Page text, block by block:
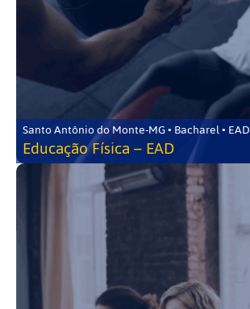
Santo Antônio do Monte-MG • Bacharel • EAD
Educação Física – EAD